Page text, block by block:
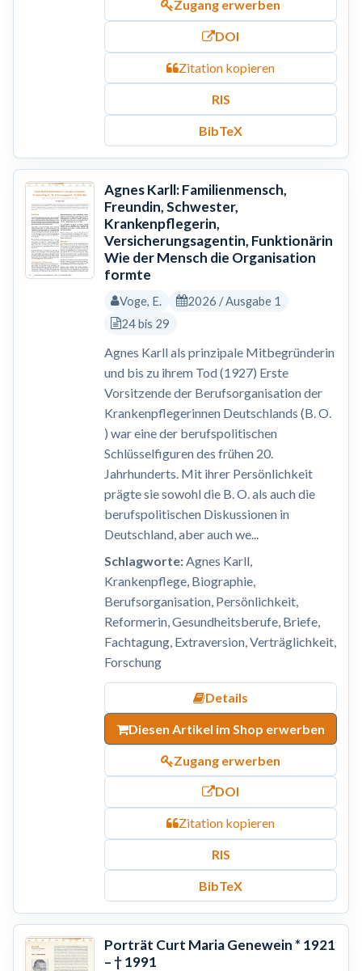
Zugang erwerben
DOI
Zitation kopieren
RIS
BibTeX
Agnes Karll: Familienmensch,
Freundin, Schwester,
Krankenpflegerin,
Versicherungsagentin, Funktionärin
Wie der Mensch die Organisation
formte
Voge, E.
2026 / Ausgabe 1
24 bis 29
Agnes Karll als prinzipale Mitbegründerin
und bis zu ihrem Tod (1927) Erste
Vorsitzende der Berufsorganisation der
Krankenpflegerinnen Deutschlands (B. O.
) war eine der berufspolitischen
Schlüsselfiguren des frühen 20.
Jahrhunderts. Mit ihrer Persönlichkeit
prägte sie sowohl die B. O. als auch die
berufspolitischen Diskussionen in
Deutschland, aber auch we...
Schlagworte:Agnes Karll,
Krankenpflege, Biographie,
Berufsorganisation, Persönlichkeit,
Reformerin, Gesundheitsberufe, Briefe,
Fachtagung, Extraversion, Verträglichkeit,
Forschung
Details
Diesen Artikel im Shop erwerben
Zugang erwerben
DOI
Zitation kopieren
RIS
BibTeX
Porträt Curt Maria Genewein * 1921
– † 1991